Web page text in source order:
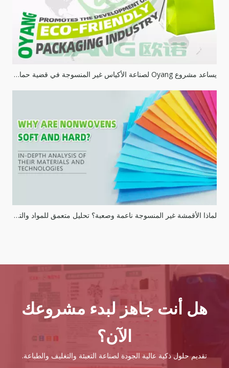
يساعد مشروع Oyang لصناعة الأكياس غير المنسوجة في قضية حماية البيئة ويقود تطوير الصناعة
لماذا الأقمشة غير المنسوجة ناعمة وصعبة؟ تحليل متعمق للمواد والتقنيات الخاصة بهم
هل أنت جاهز لبدء مشروعك
الآن؟
تقديم حلول ذكية عالية الجودة لصناعة التعبئة والتغليف والطباعة.